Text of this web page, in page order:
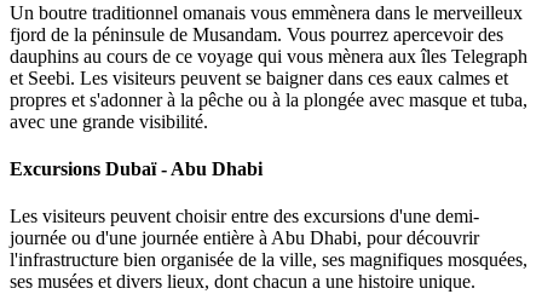
Un boutre traditionnel omanais vous emmènera dans le merveilleux
fjord de la péninsule de Musandam. Vous pourrez apercevoir des
dauphins au cours de ce voyage qui vous mènera aux îles Telegraph
et Seebi. Les visiteurs peuvent se baigner dans ces eaux calmes et
propres et s'adonner à la pêche ou à la plongée avec masque et tuba,
avec une grande visibilité.
Excursions Dubaï - Abu Dhabi
Les visiteurs peuvent choisir entre des excursions d'une demi-
journée ou d'une journée entière à Abu Dhabi, pour découvrir
l'infrastructure bien organisée de la ville, ses magnifiques mosquées,
ses musées et divers lieux, dont chacun a une histoire unique.